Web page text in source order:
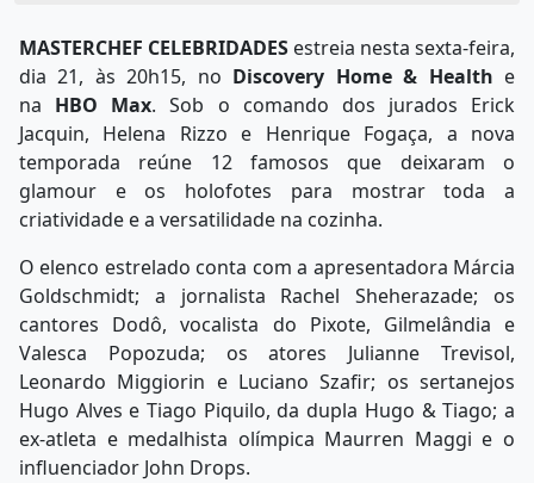
MASTERCHEF CELEBRIDADES estreia nesta sexta-feira,
dia 21, às 20h15, no Discovery Home & Health e
na HBO Max. Sob o comando dos jurados Erick
Jacquin, Helena Rizzo e Henrique Fogaça, a nova
temporada reúne 12 famosos que deixaram o
glamour e os holofotes para mostrar toda a
criatividade e a versatilidade na cozinha.
O elenco estrelado conta com a apresentadora Márcia
Goldschmidt; a jornalista Rachel Sheherazade; os
cantores Dodô, vocalista do Pixote, Gilmelândia e
Valesca Popozuda; os atores Julianne Trevisol,
Leonardo Miggiorin e Luciano Szafir; os sertanejos
Hugo Alves e Tiago Piquilo, da dupla Hugo & Tiago; a
ex-atleta e medalhista olímpica Maurren Maggi e o
influenciador John Drops.